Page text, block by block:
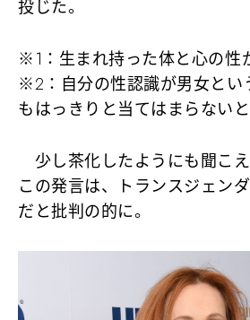
投じた。
※1：生まれ持った体と心の性
※2：自分の性認識が男女とい
もはっきりと当てはまらない
少し茶化したようにも聞こ
この発言は、トランスジェン
だと批判の的に。